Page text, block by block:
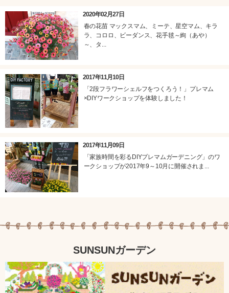
2020年02月27日
春の花苗 マックスマム、ミーテ、星空マム、キラ
ラ、コロロ、ビーダンス、花手毬～絢（あや）
～、タ...
2017年11月10日
「2段フラワーシェルフをつくろう！」プレマム
×DIYワークショップを体験しました！
2017年11月09日
「家族時間を彩るDIYプレマムガーデニング」のワ
ークショップが2017年9～10月に開催されま...
SUNSUNガーデン